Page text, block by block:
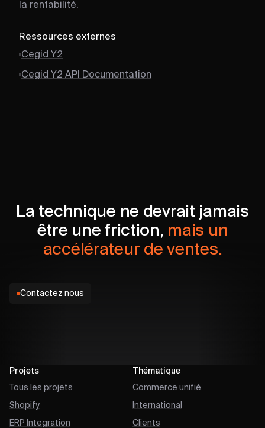
la rentabilité.
Ressources externes
Cegid Y2
Cegid Y2 API Documentation
La technique ne devrait jamais
être une friction, mais un
accélérateur de ventes.
Contactez nous
Projets
Tous les projets
Shopify
ERP Integration
Thématique
Commerce unifié
International
Clients